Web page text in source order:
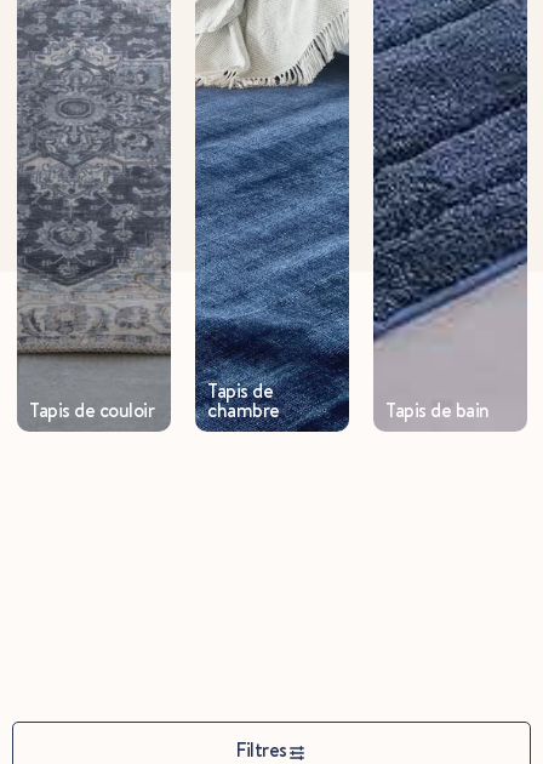
Tapis de couloir
Tapis de
chambre Tapis de bain
Filtres